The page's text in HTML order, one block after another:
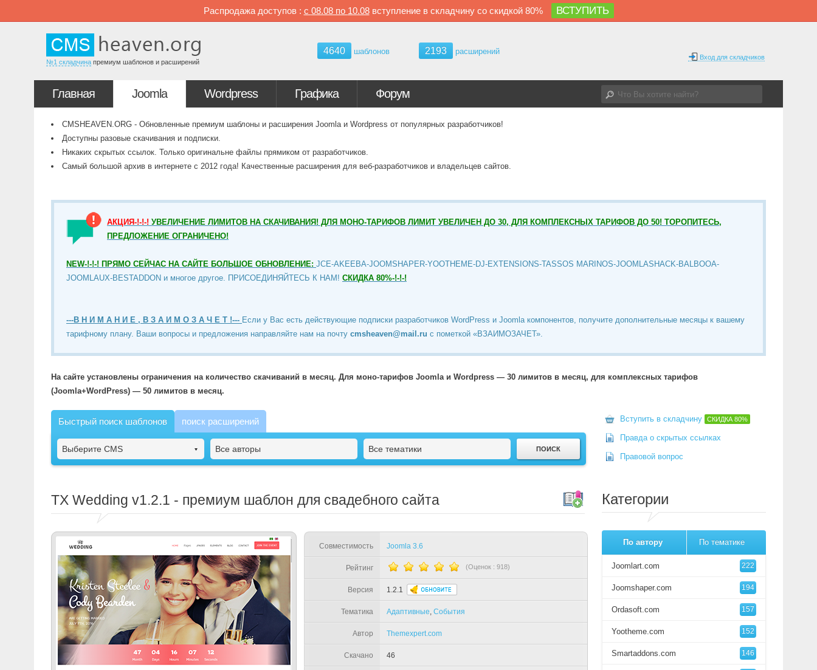
Распродажа доступов : с 08.08 по 10.08вступление в складчину со скидкой 80% ВСТУПИТЬ
№1 складчина премиум шаблонов и расширений
4640 шаблонов 2193 расширений
Вход для складчиков
Главная Joomla Wordpress Графика Форум
CMSHEAVEN.ORG - Обновленные премиум шаблоны и расширения Joomla и Wordpress от популярных разработчиков!
Доступны разовые скачивания и подписки.
Никаких скрытых ссылок. Только оригинальне файлы прямиком от разработчиков.
Самый большой архив в интернете с 2012 года! Качественные расширения для веб-разработчиков и владельцев сайтов.
АКЦИЯ-!-!-! УВЕЛИЧЕНИЕ ЛИМИТОВ НА СКАЧИВАНИЯ! ДЛЯ МОНО-ТАРИФОВ ЛИМИТ УВЕЛИЧЕН ДО 30, ДЛЯ КОМПЛЕКСНЫХ ТАРИФОВ ДО 50! ТОРОПИТЕСЬ,
ПРЕДЛОЖЕНИЕ ОГРАНИЧЕНО!
NEW-!-!-! ПРЯМО СЕЙЧАС НА САЙТЕ БОЛЬШОЕ ОБНОВЛЕНИЕ: JCE-AKEEBA-JOOMSHAPER-YOOTHEME-DJ-EXTENSIONS-TASSOS MARINOS-JOOMLASHACK-BALBOOA-
JOOMLAUX-BESTADDON и многое другое. ПРИСОЕДИНЯЙТЕСЬ К НАМ! СКИДКА 80%-!-!-!
---В Н И М А Н И Е , В З А И М О З А Ч Е Т !--- Если у Вас есть действующие подписки разработчиков WordPress и Joomla компонентов, получите дополнительные месяцы к вашему
тарифному плану. Ваши вопросы и предложения направляйте нам на почту cmsheaven@mail.ru c пометкой «ВЗАИМОЗАЧЕТ».
На сайте установлены ограничения на количество скачиваний в месяц. Для моно-тарифов Joomla и Wordpress — 30 лимитов в месяц, для комплексных тарифов
(Joomla+WordPress) — 50 лимитов в месяц.
Быстрый поиск шаблонов поиск расширений
Выберите CMS Все авторы Все тематики
TX Wedding v1.2.1 - премиум шаблон для свадебного сайта
Совместимость Joomla 3.6
Рейтинг (Оценок : 918)
Версия 1.2.1
Тематика Адаптивные, События
Автор Themexpert.com
Скачано 46
Вступить в складчину СКИДКА 80%
Правда о скрытых ссылках
Правовой вопрос
Категории
По автору По тематике
Joomlart.com 222
Joomshaper.com 194
Ordasoft.com 157
Yootheme.com 152
Smartaddons.com 146